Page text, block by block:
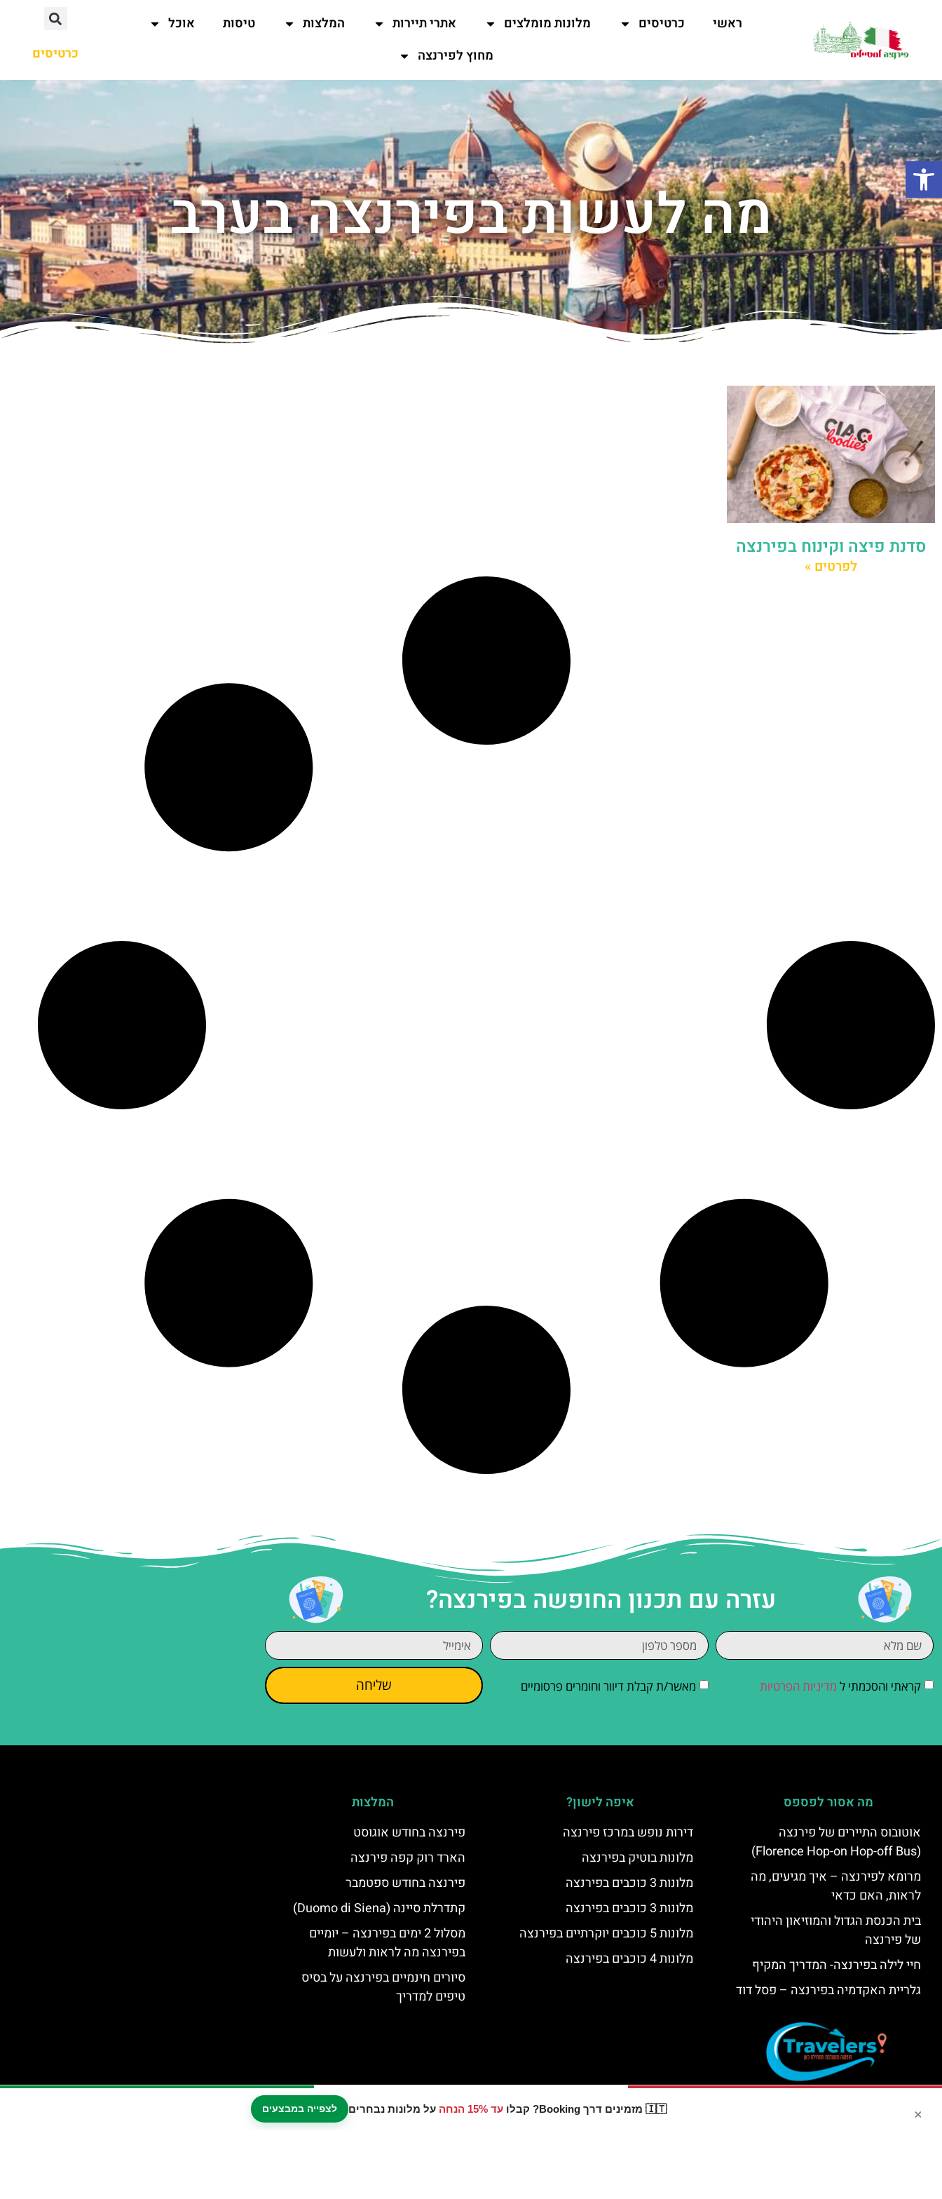
🇮🇹 מזמינים דרך Booking? קבלו עד 15% הנחה על מלונות נבחרים לצפייה במבצעים ×
ראשי כרטיסים מלונות מומלצים אתרי תיירות המלצות טיסות
אוכל
מחוץ לפירנצה
כרטיסים
מה לעשות בפירנצה בערב
סדנת פיצה וקינוח בפירנצה
לפרטים »
עזרה עם תכנון החופשה בפירנצה?
קראתי והסכמתי ל מדיניות הפרטיות מאשר/ת קבלת דיוור וחומרים פרסומיים שליחה
מה אסור לפספס
אוטובוס התיירים של פירנצה
(Florence Hop-on Hop-off Bus)
מרומא לפירנצה – איך מגיעים, מה
לראות, האם כדאי
בית הכנסת הגדול והמוזיאון היהודי
של פירנצה
חיי לילה בפירנצה- המדריך המקיף
גלריית האקדמיה בפירנצה – פסל דוד
איפה לישון?
דירות נופש במרכז פירנצה
מלונות בוטיק בפירנצה
מלונות 3 כוכבים בפירנצה
מלונות 3 כוכבים בפירנצה
מלונות 5 כוכבים יוקרתיים בפירנצה
מלונות 4 כוכבים בפירנצה
המלצות
פירנצה בחודש אוגוסט
הארד רוק קפה פירנצה
פירנצה בחודש ספטמבר
קתדרלת סיינה (Duomo di Siena)
מסלול 2 ימים בפירנצה – יומיים
בפירנצה מה לראות ולעשות
סיורים חינמיים בפירנצה על בסיס
טיפים למדריך
פתח סרגל נגישות